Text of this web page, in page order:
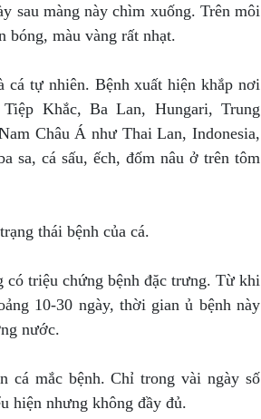
sau màng này chìm xuống. Trên môi
bóng, màu vàng rất nhạt.
cá tự nhiên. Bệnh xuấthiện khắp nơi
Khắc, Ba Lan, Hungari, Trung
Châu Á như Thai Lan, Indonesia,
sa, cásấu, ếch, đốm nâu ở trên tôm
thái bệnh của cá.
triệu chứng bệnh đặc trưng. Từ khi
10-30 ngày, thời gian ủ bệnh này
nước.
cá mắc bệnh. Chỉ trong vàingày số
hiện nhưng không đầy đủ.